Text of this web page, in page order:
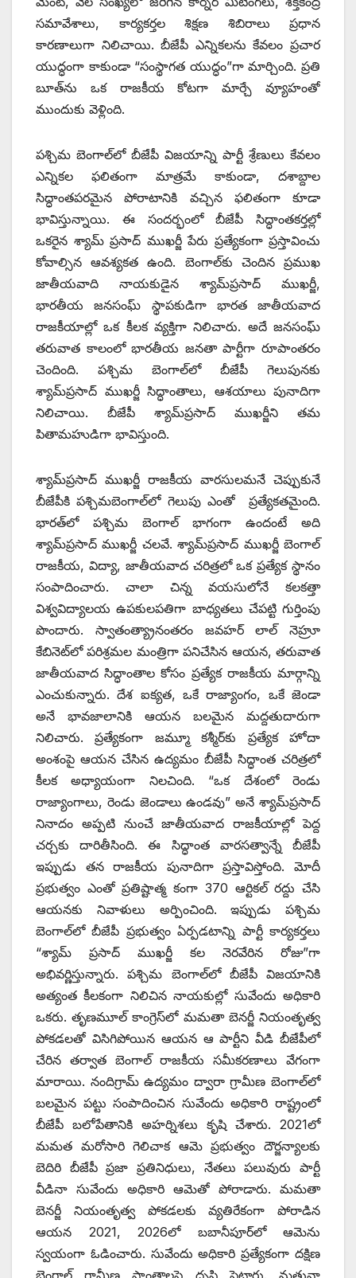
సమావేశాలు, కార్యకర్తల శిక్షణ శిబిరాలు ప్రధాన
కారణాలుగా నిలిచాయి. బీజేపీ ఎన్నికలను కేవలం ప్రచార
యుద్ధంగా కాకుండా “సంస్థాగత యుద్ధం”గా మార్చింది. ప్రతి
బూత్‌ను ఒక రాజకీయ కోటగా మార్చే వ్యూహంతో
ముందుకు వెళ్లింది.
పశ్చిమ బెంగాల్‌లో బీజేపీ విజయాన్ని పార్టీ శ్రేణులు కేవలం
ఎన్నికల ఫలితంగా మాత్రమే కాకుండా, దశాబ్దాల
సిద్ధాంతపరమైన పోరాటానికి వచ్చిన ఫలితంగా కూడా
భావిస్తున్నాయి. ఈ సందర్భంలో బీజేపీ సిద్ధాంతకర్తల్లో
ఒకరైన శ్యామ్ ప్రసాద్ ముఖర్జీ పేరు ప్రత్యేకంగా ప్రస్తావించు
కోవాల్సిన ఆవశ్యకత ఉంది. బెంగాల్‌కు చెందిన ప్రముఖ
జాతీయవాది నాయకుడైన శ్యామ్‌ప్రసాద్ ముఖర్జీ,
భారతీయ జనసంఘ్ స్థాపకుడిగా భారత జాతీయవాద
రాజకీయాల్లో ఒక కీలక వ్యక్తిగా నిలిచారు. అదే జనసంఘ్
తరువాత కాలంలో భారతీయ జనతా పార్టీగా రూపాంతరం
చెందింది. పశ్చిమ బెంగాల్‌లో బీజేపీ గెలుపునకు
శ్యామ్‌ప్రసాద్ ముఖర్జీ సిద్ధాంతాలు, ఆశయాలు పునాదిగా
నిలిచాయి. బీజేపీ శ్యామ్‌ప్రసాద్ ముఖర్జీని తమ
పితామహుడిగా భావిస్తుంది.
శ్యామ్‌ప్రసాద్ ముఖర్జీ రాజకీయ వారసులమనే చెప్పుకునే
బీజేపీకి పశ్చిమబెంగాల్‌లో గెలుపు ఎంతో ప్రత్యేకతమైంది.
భారత్‌లో పశ్చిమ బెంగాల్ భాగంగా ఉందంటే అది
శ్యామ్‌ప్రసాద్ ముఖర్జీ చలవే. శ్యామ్‌ప్రసాద్ ముఖర్జీ బెంగాల్
రాజకీయ, విద్యా, జాతీయవాద చరిత్రలో ఒక ప్రత్యేక స్థానం
సంపాదించారు. చాలా చిన్న వయసులోనే కలకత్తా
విశ్వవిద్యాలయ ఉపకులపతిగా బాధ్యతలు చేపట్టి గుర్తింపు
పొందారు. స్వాతంత్య్రానంతరం జవహర్ లాల్ నెహ్రూ
కేబినెట్‌లో పరిశ్రమల మంత్రిగా పనిచేసిన ఆయన, తరువాత
జాతీయవాద సిద్ధాంతాల కోసం ప్రత్యేక రాజకీయ మార్గాన్ని
ఎంచుకున్నారు. దేశ ఐక్యత, ఒకే రాజ్యాంగం, ఒకే జెండా
అనే భావజాలానికి ఆయన బలమైన మద్దతుదారుగా
నిలిచారు. ప్రత్యేకంగా జమ్మూ కశ్మీర్‌కు ప్రత్యేక హోదా
అంశంపై ఆయన చేసిన ఉద్యమం బీజేపీ సిద్ధాంత చరిత్రలో
కీలక అధ్యాయంగా నిలచింది. “ఒక దేశంలో రెండు
రాజ్యాంగాలు, రెండు జెండాలు ఉండవు” అనే శ్యామ్‌ప్రసాద్
నినాదం అప్పటి నుంచే జాతీయవాద రాజకీయాల్లో పెద్ద
చర్చకు దారితీసింది. ఈ సిద్ధాంత వారసత్వాన్నే బీజేపీ
ఇప్పుడు తన రాజకీయ పునాదిగా ప్రస్తావిస్తోంది. మోదీ
ప్రభుత్వం ఎంతో ప్రతిష్టాత్మ కంగా 370 ఆర్టికల్ రద్దు చేసి
ఆయనకు నివాళులు అర్పించింది. ఇప్పుడు పశ్చిమ
బెంగాల్‌లో బీజేపీ ప్రభుత్వం ఏర్పడటాన్ని పార్టీ కార్యకర్తలు
“శ్యామ్ ప్రసాద్ ముఖర్జీ కల నెరవేరిన రోజు”గా
అభివర్ణిస్తున్నారు. పశ్చిమ బెంగాల్‌లో బీజేపీ విజయానికి
అత్యంత కీలకంగా నిలిచిన నాయకుల్లో సువేందు అధికారి
ఒకరు. తృణమూల్ కాంగ్రెస్‌లో మమతా బెనర్జీ నియంతృత్వ
పోకడలతో విసిగిపోయిన ఆయన ఆ పార్టీని వీడి బీజేపీలో
చేరిన తర్వాత బెంగాల్ రాజకీయ సమీకరణాలు వేగంగా
మారాయి. నందిగ్రామ్ ఉద్యమం ద్వారా గ్రామీణ బెంగాల్‌లో
బలమైన పట్టు సంపాదించిన సువేందు అధికారి రాష్ట్రంలో
బీజేపీ బలోపేతానికి అహర్నిశలు కృషి చేశారు. 2021లో
మమత మరోసారి గెలిచాక ఆమె ప్రభుత్వం దౌర్జన్యాలకు
బెదిరి బీజేపీ ప్రజా ప్రతినిధులు, నేతలు పలువురు పార్టీ
వీడినా సువేందు అధికారి ఆమెతో పోరాడారు. మమతా
బెనర్జీ నియంతృత్వ పోకడలకు వ్యతిరేకంగా పోరాడిన
ఆయన 2021, 2026లో బబానీపూర్‌లో ఆమెను
స్వయంగా ఓడించారు. సువేందు అధికారి ప్రత్యేకంగా దక్షిణ
బెంగాల్ గ్రామీణ ప్రాంతాలపై దృష్టి పెట్టారు. మతువా